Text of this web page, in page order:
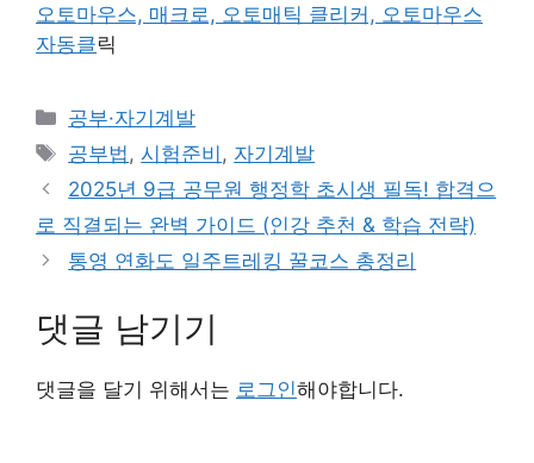
오토마우스, 매크로, 오토매틱 클리커, 오토마우스
자동클릭
카
테
고
리
공부·자기계발
태
그
공부법 ,시험준비 , 자기계발
2025년 9급 공무원 행정학 초시생 필독! 합격으
로 직결되는 완벽 가이드 (인강 추천 & 학습 전략)
통영 연화도 일주트레킹 꿀코스 총정리
댓글 남기기
댓글을 달기 위해서는 로그인해야합니다.